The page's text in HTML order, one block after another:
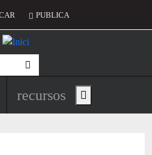
del compte d'usuari
PUBLICA
principal de
recursos Show main menu